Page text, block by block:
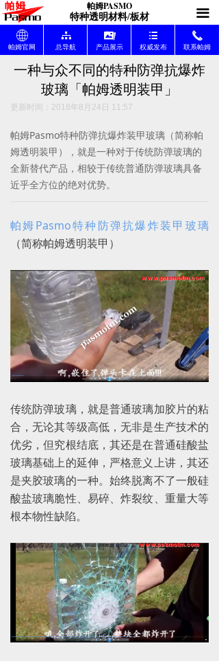
帕姆PASMO
特种透明材料/板材 끀
ꄓ 帕姆官网（首页）
끡 产品展示
权威发布
넉 产品发布
끈 材料致知
낇 价格咨询
끅 联系帕姆
끔 帕姆价值体系
CNC材料加工
一种与众不同的特种防弹抗爆炸
玻璃「帕姆透明装甲」
帕姆Pasmo特种防弹抗爆炸装甲玻璃（简称帕
姆透明装甲），就是一种对于传统防弹玻璃的
全新替代产品，相较于传统普通防弹玻璃具备
近乎全方位的绝对优势。
帕姆Pasmo特种防弹抗爆炸装甲玻璃
（简称帕姆透明装甲）
传统防弹玻璃，就是普通玻璃加胶片的粘
合，无论其等级高低，无非是生产技术的
优劣，但究根结底，其还是在普通硅酸盐
玻璃基础上的延伸，严格意义上讲，其还
是夹胶玻璃的一种。始终脱离不了一般硅
酸盐玻璃脆性、易碎、炸裂纹、重量大等
根本物性缺陷。
ꄓ
帕姆官网
뀒
总导航
끡
产品展示
뀑
权威发布
끅
联系帕姆
更新时间： 2018年8月24日 11:57